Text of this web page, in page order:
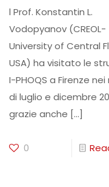
l Prof. Konstantin L.
Vodopyanov (CREOL-
University of Central
USA) ha visitato le
I-PHOQS a Firenze nei
di luglio e dicembre
grazie anche […]
0